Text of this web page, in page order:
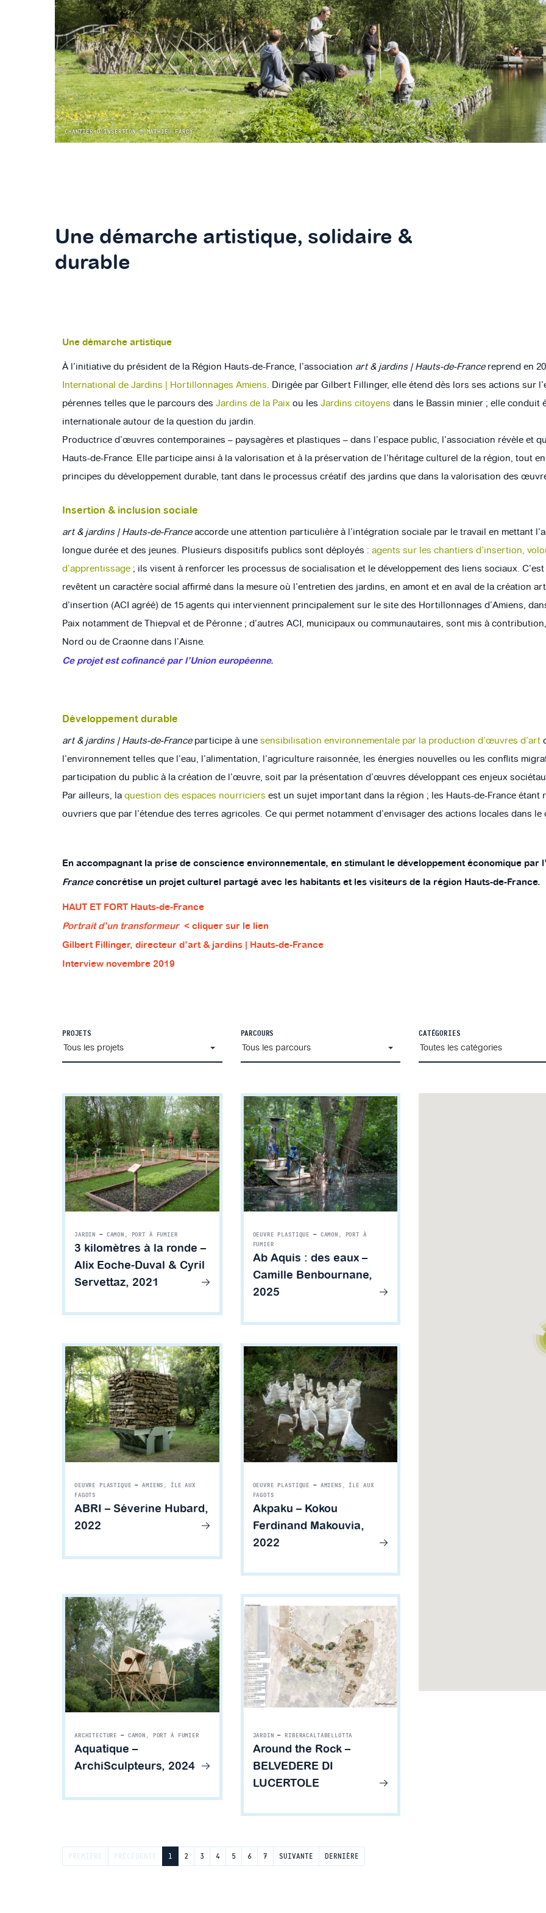
CHANTIER D'INSERTION © MATHIEU FARCY
Une démarche artistique, solidaire &
durable
Une démarche artistique
À l’initiative du président de la Région Hauts-de-France, l’association art & jardins | Hauts-de-Francereprend en
International de Jardins | Hortillonnages Amiens. Dirigée par Gilbert Fillinger, elle étend dès lors ses actions sur
pérennes telles que le parcours des Jardins de la Paix ou les Jardins citoyens dans le Bassin minier ; elle conduit
internationale autour de la question du jardin.
Productrice d’œuvres contemporaines – paysagères et plastiques – dans l’espace public, l’association révèle et
Hauts-de-France. Elle participe ainsi à la valorisation et à la préservation de l’héritage culturel de la région, tout
principes du développement durable, tant dans le processus créatif des jardins que dans la valorisation des
Insertion & inclusion sociale
art & jardins | Hauts-de-Franceaccorde une attention particulière à l’intégration sociale par le travail en mettant
longue durée et des jeunes. Plusieurs dispositifs publics sont déployés : agents sur les chantiers d’insertion,
d’apprentissage ; ils visent à renforcer les processus de socialisation et le développement des liens sociaux.
revêtent un caractère social affirmé dans la mesure où l’entretien des jardins, en amont et en aval de la création
d’insertion (ACI agréé) de 15 agents qui interviennent principalement sur le site des Hortillonnages d’Amiens,
Paix notamment de Thiepval et de Péronne ; d’autres ACI, municipaux ou communautaires, sont mis à
Nord ou de Craonne dans l’Aisne.
Ce projet est cofinancé par l’Union européenne.
Développement durable
art & jardins | Hauts-de-Franceparticipe à une sensibilisation environnementale par la production d’œuvres d’art
l’environnement telles que l’eau, l’alimentation, l’agriculture raisonnée, les énergies nouvelles ou les conflits
participation du public à la création de l’œuvre, soit par la présentation d’œuvres développant ces enjeux
Par ailleurs, la question des espaces nourriciers est un sujet important dans la région ; les Hauts-de-France
ouvriers que par l’étendue des terres agricoles. Ce qui permet notamment d’envisager des actions locales dans le
En accompagnant la prise de conscience environnementale, en stimulant le développement économique par
Franceconcrétise un projet culturel partagé avec les habitants et les visiteurs de la région Hauts-de-France.
HAUT ET FORT Hauts-de-France
Portrait d’un transformeur < cliquer sur le lien
Gilbert Fillinger, directeur d’art & jardins | Hauts-de-France
Interview novembre 2019
PROJETS
Tous les projets
PARCOURS
Tous les parcours
CATÉGORIES
Toutes les catégories
JARDIN — CAMON, PORT À FUMIER
3 kilomètres à la ronde –
Alix Eoche-Duval & Cyril
Servettaz, 2021
OEUVRE PLASTIQUE — CAMON, PORT À
FUMIER
Ab Aquis : des eaux –
Camille Benbournane,
2025
OEUVRE PLASTIQUE —AMIENS, ÎLE AUX
FAGOTS
ABRI – Séverine Hubard,
2022
OEUVRE PLASTIQUE — AMIENS, ÎLE AUX
FAGOTS
Akpaku – Kokou
Ferdinand Makouvia,
2022
ARCHITECTURE — CAMON, PORT À FUMIER
Aquatique –
ArchiSculpteurs, 2024
JARDIN — RIBERACALTABELLOTTA
Around the Rock –
BELVEDERE DI
LUCERTOLE
PREMIÈRE PRÉCÉDENTE 1 2 3 4 5 6 7 SUIVANTE DERNIÈRE